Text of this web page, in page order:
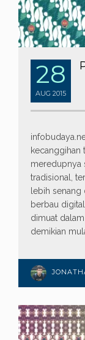
28
AUG 2015
kecanggihan
meredupnya
tradisional,
lebih senang
berbau
dimuat
demikian